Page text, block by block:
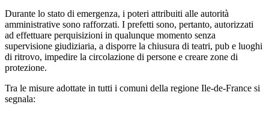
Durante lo stato di emergenza, i poteri attribuiti alle autorità
amministrative sono rafforzati. I prefetti sono, pertanto, autorizzati
ad effettuare perquisizioni in qualunque momento senza
supervisione giudiziaria, a disporre la chiusura di teatri, pub e luoghi
di ritrovo, impedire la circolazione di persone e creare zone di
protezione.
Tra le misure adottate in tutti i comuni della regione Ile-de-France si
segnala: